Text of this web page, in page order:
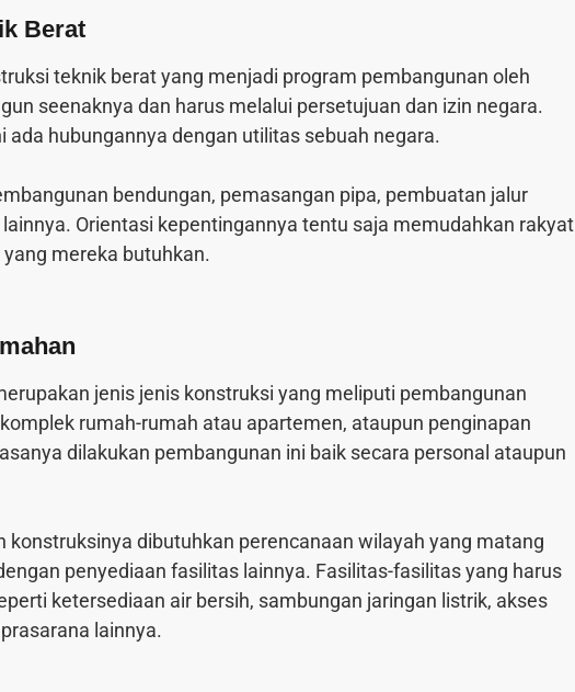
Berat
teknik berat yang menjadi program pembangunan oleh
seenaknya dan harus melalui persetujuan dan izin negara.
ada hubungannya dengan utilitas sebuah negara.
bendungan, pemasangan pipa, pembuatan jalur
Orientasi kepentingannya tentu saja memudahkan rakyat
mereka butuhkan.
jenis jenis konstruksi yang meliputi pembangunan
rumah-rumah atau apartemen, ataupun penginapan
dilakukan pembangunan ini baik secara personal ataupun
konstruksinya dibutuhkan perencanaan wilayah yang matang
penyediaan fasilitas lainnya. Fasilitas-fasilitas yang harus
ketersediaan air bersih, sambungan jaringan listrik, akses
lainnya.